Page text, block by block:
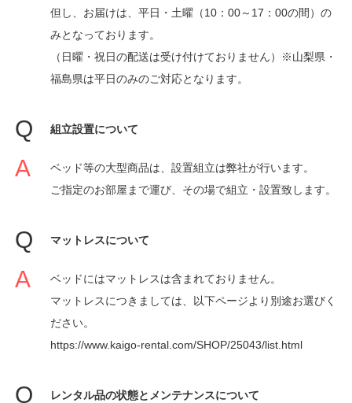
但し、お届けは、平日・土曜（10：00～17：00の間）の
みとなっております。
（日曜・祝日の配送は受け付けておりません）※山梨県・
福島県は平日のみのご対応となります。
組立設置について
ベッド等の大型商品は、設置組立は弊社が行います。
ご指定のお部屋まで運び、その場で組立・設置致します。
マットレスについて
ベッドにはマットレスは含まれておりません。
マットレスにつきましては、以下ページより別途お選びく
ださい。
https://www.kaigo-rental.com/SHOP/25043/list.html
レンタル品の状態とメンテナンスについて